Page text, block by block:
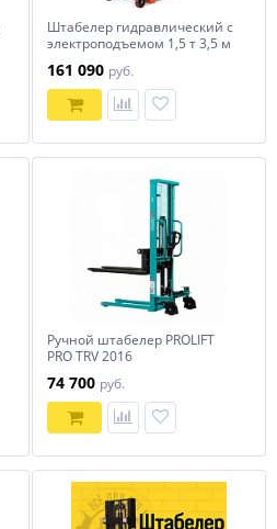
Штабелер гидравлический с
электроподъемом 1,5 т 3,5 м
161 090 руб.
Ручной штабелер PROLIFT
PRO TRV 2016
74 700 руб.